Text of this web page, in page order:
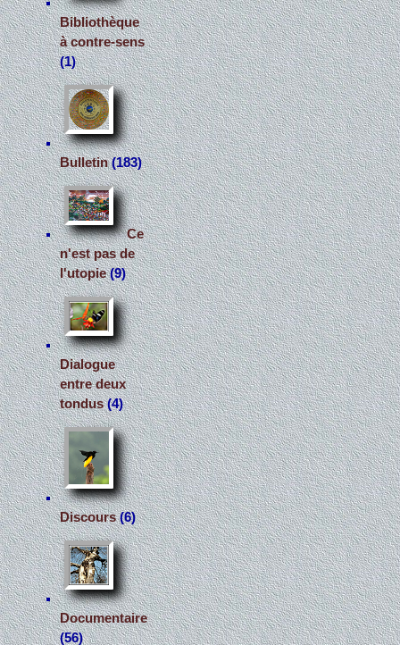
Bibliothèque
à contre-sens
(1)
Bulletin(183)
Ce
n'est pas de
l'utopie(9)
Dialogue
entre deux
tondus(4)
Discours(6)
Documentaire
(56)